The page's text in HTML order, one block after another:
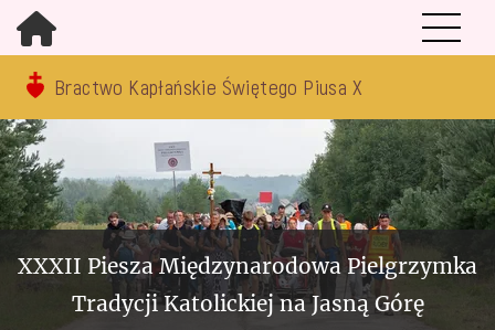
Bractwo Kapłańskie Świętego Piusa X
XXXII Piesza Międzynarodowa Pielgrzymka
Tradycji Katolickiej na Jasną Górę